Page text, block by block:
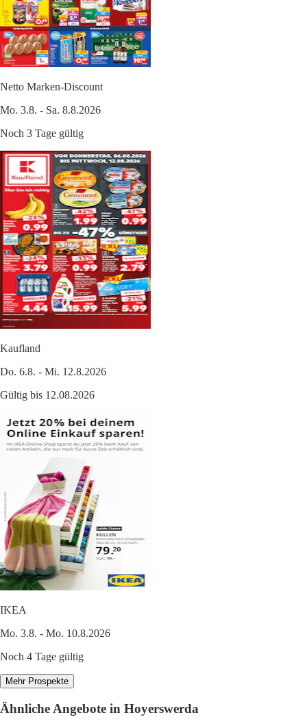
Netto Marken-Discount
Mo. 3.8. - Sa. 8.8.2026
Noch 3 Tage gültig
Kaufland
Do. 6.8. - Mi. 12.8.2026
Gültig bis 12.08.2026
IKEA
Mo. 3.8. - Mo. 10.8.2026
Noch 4 Tage gültig
Mehr Prospekte
Ähnliche Angebote in Hoyerswerda